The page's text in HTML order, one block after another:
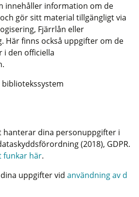
innehåller information om de
gör sitt material tillgängligt via
Fjärrlån eller
Här finns också uppgifter om de
i den officiella
hanterar dina personuppgifter i
(2018), GDPR.
funkar här.
uppgifter vid användning av d